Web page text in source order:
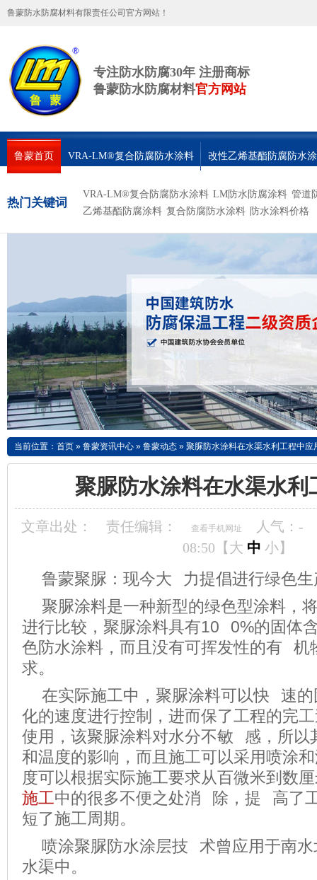
鲁蒙防水防腐材料有限责任公司官方网站！
专注防水防腐30年 注册商标
鲁蒙防水防腐材料官方网站
鲁蒙首页 VRA-LM®复合防腐防水涂料 改性乙烯基酯防腐防水
热门关键词
VRA-LM®复合防腐防水涂料 LM防水防腐涂料 管道
乙烯基酯防腐涂料 复合防腐防水涂料 防水涂料价格
当前位置： 首页 » 鲁蒙资讯中心 » 鲁蒙动态 » 聚脲防水涂料在水渠水利工程中应
聚脲防水涂料在水渠水利
文章出处： 责任编辑： 查看手机网址 人气： -
08:50【 大 中 小】
鲁蒙聚脲：现今大 力提倡进行绿色
聚脲涂料是一种新型的绿色型涂料，
进行比较，聚脲涂料具有10 0%的固体
色防水涂料，而且没有可挥发性的有 机
求。
在实际施工中，聚脲涂料可以快 速
化的速度进行控制，进而保了工程的完
使用，该聚脲涂料对水分不敏 感，所以
和温度的影响，而且施工可以采用喷涂
度可以根据实际施工要求从百微米到数
施工中的很多不便之处消 除，提 高了
短了施工周期。
喷涂聚脲防水涂层技 术曾应用于南
水渠中。